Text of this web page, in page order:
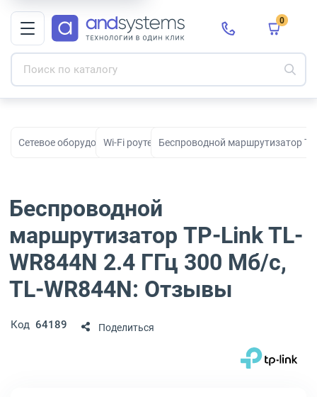
0
Сетевое оборудованиеWi-Fi роутерыБеспроводной маршрутизатор
Беспроводной
маршрутизатор TP-Link TL-
WR844N 2.4 ГГц 300 Мб/с,
TL-WR844N: Отзывы
Код 64189 Поделиться